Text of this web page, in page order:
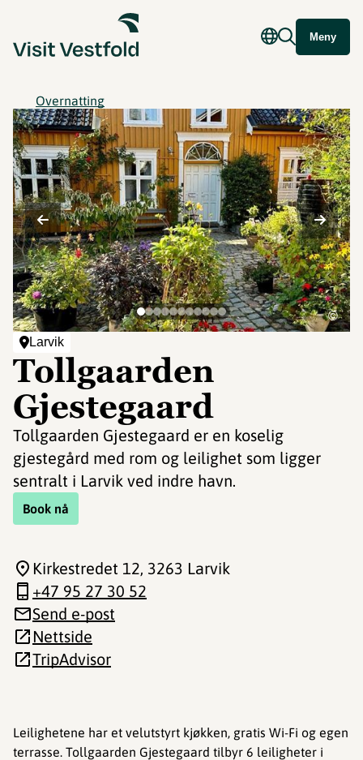
Meny
Overnatting
Larvik
Tollgaarden
Gjestegaard
Tollgaarden Gjestegaard er en koselig
gjestegård med rom og leilighet som ligger
sentralt i Larvik ved indre havn.
Book nå
©
Leilighetene har et velutstyrt kjøkken, gratis Wi-Fi og egen
terrasse. Tollgaarden Gjestegaard tilbyr 6 leiligheter i
Kirkestredet 12, 3263 Larvik
+47 95 27 30 52
Send e-post
Nettside
TripAdvisor